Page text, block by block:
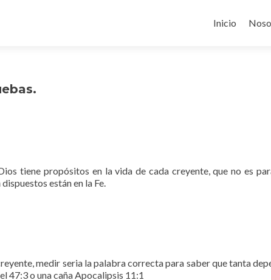
al
Inicio
tiene propósitos en la vida de cada creyente, que no es
están en la Fe.
medir seria la palabra correcta para saber que tanta
47:3 o una caña Apocalipsis 11:1